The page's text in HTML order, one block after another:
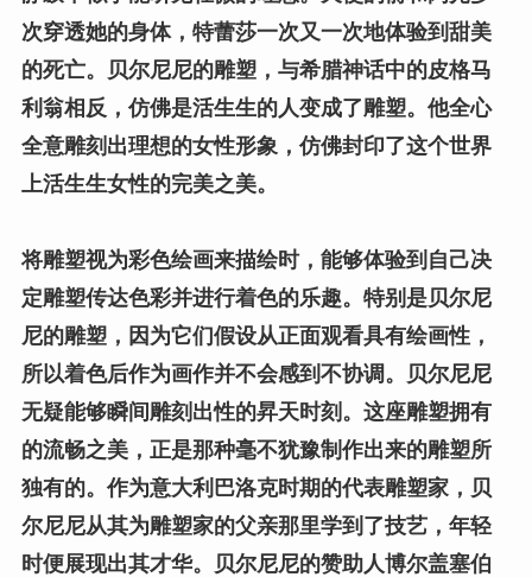
次穿透她的身体，特蕾莎一次又一次地体验到甜美
的死亡。贝尔尼尼的雕塑，与希腊神话中的皮格马
利翁相反，仿佛是活生生的人变成了雕塑。他全心
全意雕刻出理想的女性形象，仿佛封印了这个世界
上活生生女性的完美之美。
将雕塑视为彩色绘画来描绘时，能够体验到自己决
定雕塑传达色彩并进行着色的乐趣。特别是贝尔尼
尼的雕塑，因为它们假设从正面观看具有绘画性，
所以着色后作为画作并不会感到不协调。贝尔尼尼
无疑能够瞬间雕刻出性的昇天时刻。这座雕塑拥有
的流畅之美，正是那种毫不犹豫制作出来的雕塑所
独有的。作为意大利巴洛克时期的代表雕塑家，贝
尔尼尼从其为雕塑家的父亲那里学到了技艺，年轻
时便展现出其才华。贝尔尼尼的赞助人博尔盖塞伯